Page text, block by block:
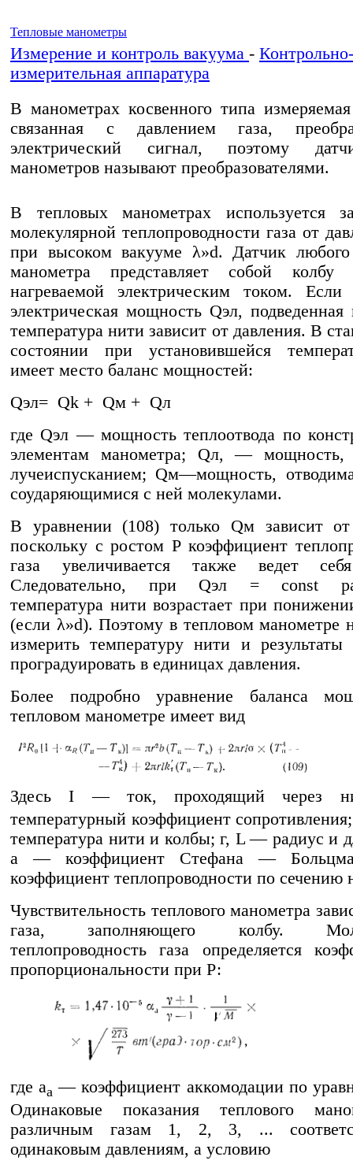
Тепловые манометры
Измерение и контроль вакуума - Контрольно-
измерительная аппаратура
В манометрах косвенного типа
связанная с давлением газа,
электрический сигнал, поэтому
манометров называют преобразователями.
В тепловых манометрах используется
молекулярной теплопроводности газа от
при высоком вакууме λ»d. Датчик любого
манометра представляет собой
нагреваемой электрическим током. Если
электрическая мощность Qэл,
температура нити зависит от давления. В
состоянии при установившейся
имеет место баланс мощностей:
Qэл= Qk + Qм + Qл
где Qэл — мощность теплоотвода по
элементам манометра; Qл, — мощность,
лучеиспусканием; Qм—мощность,
соударяющимися с ней молекулами.
В уравнении (108) только Qм зависит от
поскольку с ростом Р коэффициент
газа увеличивается также ведет
Следовательно, при Qэл = const
температура нити возрастает при
(если λ»d). Поэтому в тепловом манометре
измерить температуру нити и результаты
проградуировать в единицах давления.
Более подробно уравнение баланса
тепловом манометре имеет вид
Здесь I — ток, проходящий через
температурный коэффициент
температура нити и колбы; г, L — радиус и
а — коэффициент Стефана —
коэффициент теплопроводности по сечению
Чувствительность теплового манометра
газа, заполняющего колбу.
теплопроводность газа определяется
пропорциональности при Р:
где аа — коэффициент аккомодации по
Одинаковые показания теплового
различным газам 1, 2, 3, ...
одинаковым давлениям, а условию